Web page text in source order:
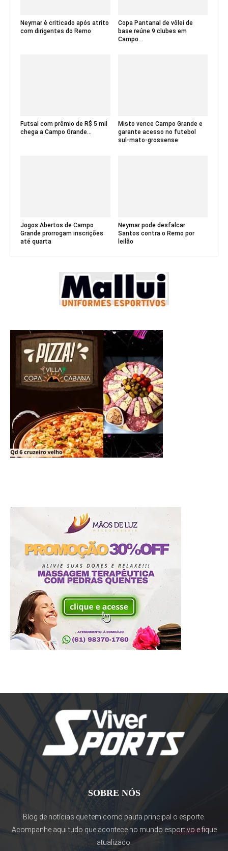
Neymar é criticado após atrito
com dirigentes do Remo
Copa Pantanal de vôlei de
base reúne 9 clubes em
Campo...
Futsal com prêmio de R$ 5 mil
chega a Campo Grande...
Misto vence Campo Grande e
garante acesso no futebol
sul-mato-grossense
Jogos Abertos de Campo
Grande prorrogam inscrições
até quarta
Neymar pode desfalcar
Santos contra o Remo por
leilão
SOBRE NÓS
Blog de notícias que tem como pauta principal o esporte.
Acompanhe aqui tudo que acontece no mundo esportivo e fique
atualizado.